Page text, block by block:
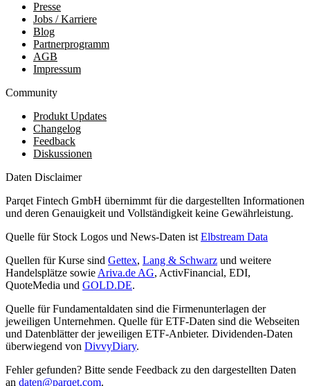
Presse
Jobs / Karriere
Blog
Partnerprogramm
AGB
Impressum
Community
Produkt Updates
Changelog
Feedback
Diskussionen
Daten Disclaimer
Parqet Fintech GmbH übernimmt für die dargestellten Informationen
und deren Genauigkeit und Vollständigkeit keine Gewährleistung.
Quelle für Stock Logos und News-Daten ist Elbstream Data
Quellen für Kurse sind Gettex, Lang & Schwarz und weitere
Handelsplätze sowie Ariva.de AG, ActivFinancial, EDI,
QuoteMedia und GOLD.DE.
Quelle für Fundamentaldaten sind die Firmenunterlagen der
jeweiligen Unternehmen. Quelle für ETF-Daten sind die Webseiten
und Datenblätter der jeweiligen ETF-Anbieter. Dividenden-Daten
überwiegend von DivvyDiary.
Fehler gefunden? Bitte sende Feedback zu den dargestellten Daten
an daten@parqet.com.